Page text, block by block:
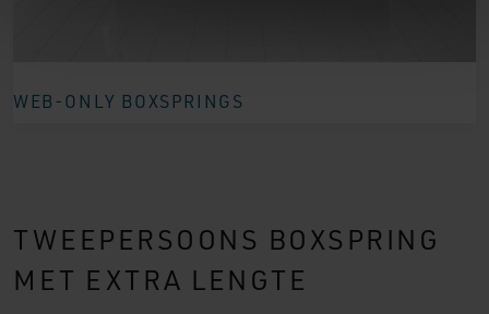
WEB-ONLY BOXSPRINGS
TWEEPERSOONS BOXSPRING
MET EXTRA LENGTE